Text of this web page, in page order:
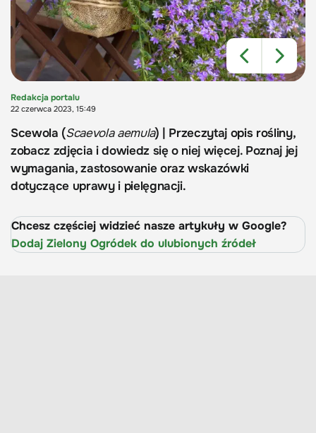
Redakcja portalu
22 czerwca 2023, 15:49
Scewola (Scaevola aemula) | Przeczytaj opis rośliny,
zobacz zdjęcia i dowiedz się o niej więcej. Poznaj jej
wymagania, zastosowanie oraz wskazówki
dotyczące uprawy i pielęgnacji.
Chcesz częściej widzieć nasze artykuły w Google?
Dodaj Zielony Ogródek do ulubionych źródeł